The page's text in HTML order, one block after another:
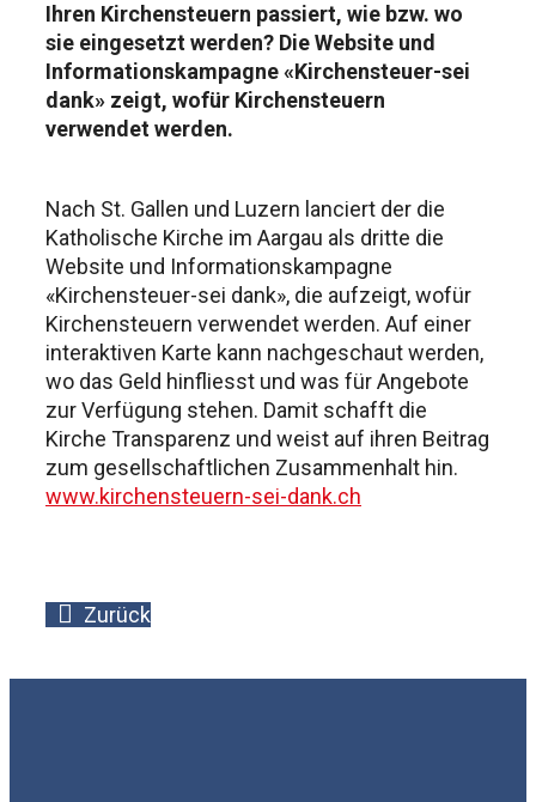
Ihren Kirchensteuern passiert, wie bzw. wo
sie eingesetzt werden? Die Website und
Informationskampagne «Kirchensteuer-sei
dank» zeigt, wofür Kirchensteuern
verwendet werden.
Nach St. Gallen und Luzern lanciert der die
Katholische Kirche im Aargau als dritte die
Website und Informationskampagne
«Kirchensteuer-sei dank», die aufzeigt, wofür
Kirchensteuern verwendet werden. Auf einer
interaktiven Karte kann nachgeschaut werden,
wo das Geld hinfliesst und was für Angebote
zur Verfügung stehen. Damit schafft die
Kirche Transparenz und weist auf ihren Beitrag
zum gesellschaftlichen Zusammenhalt hin.
www.kirchensteuern-sei-dank.ch
Zurück